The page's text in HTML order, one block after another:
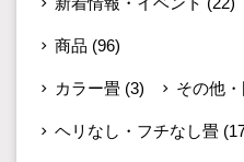
商品 (96)
カラー畳 (3) その他
ヘリなし・フチなし畳